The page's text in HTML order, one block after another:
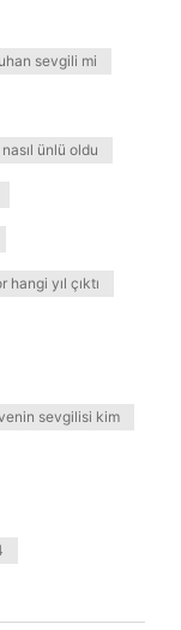
sevgili mi
ünlü oldu
hangi yıl çıktı
sevgilisi kim